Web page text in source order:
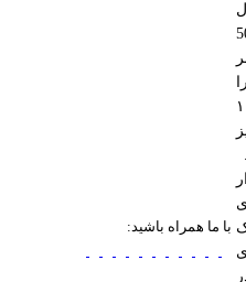
با ما همراه باشید: